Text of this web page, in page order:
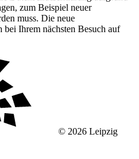
zum Beispiel neuer
muss. Die neue
Ihrem nächsten Besuch auf
© 2026 Leipzig